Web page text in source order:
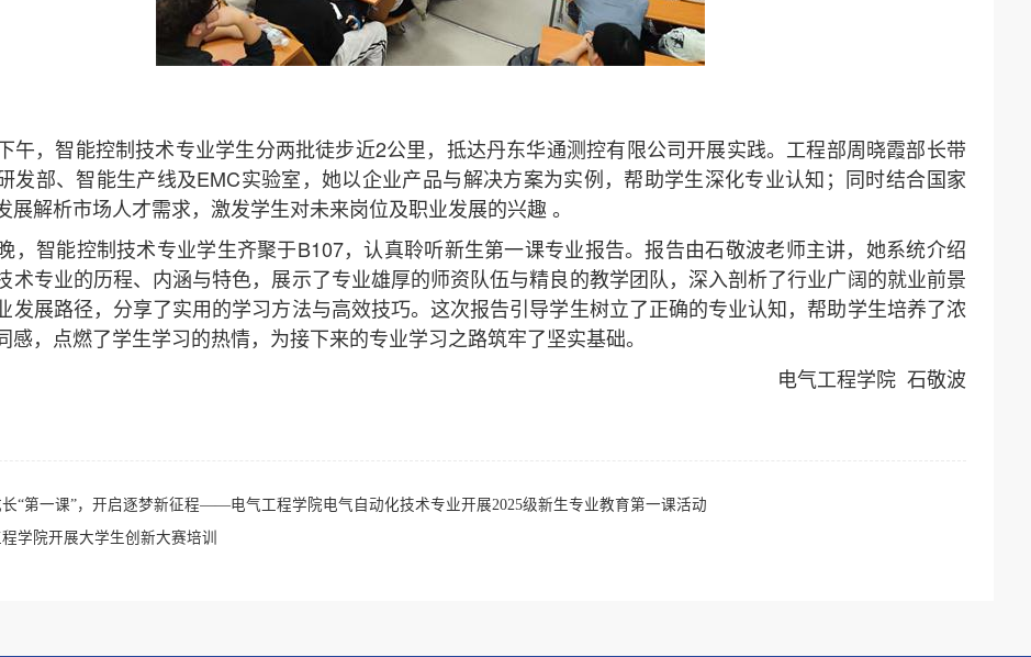
，智能控制技术专业学生分两批徒步近2公里，抵达丹东华通测控有限公司开展实践。工程部周晓霞部长带
发部、智能生产线及EMC实验室，她以企业产品与解决方案为实例，帮助学生深化专业认知；同时结合国家
展解析市场人才需求，激发学生对未来岗位及职业发展的兴趣 。
，智能控制技术专业学生齐聚于B107，认真聆听新生第一课专业报告。报告由石敬波老师主讲，她系统介绍
术专业的历程、内涵与特色，展示了专业雄厚的师资队伍与精良的教学团队，深入剖析了行业广阔的就业前景
发展路径，分享了实用的学习方法与高效技巧。这次报告引导学生树立了正确的专业认知，帮助学生培养了浓
感，点燃了学生学习的热情，为接下来的专业学习之路筑牢了坚实基础。
电气工程学院 石敬波
长“第一课”，开启逐梦新征程——电气工程学院电气自动化技术专业开展2025级新生专业教育第一课活动
学院开展大学生创新大赛培训